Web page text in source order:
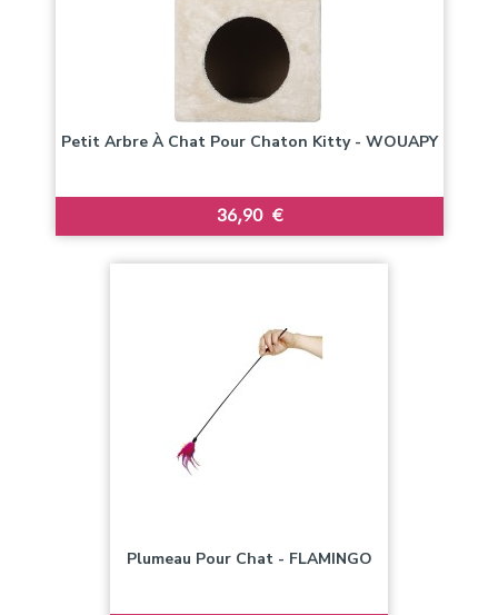
Petit Arbre À Chat Pour Chaton Kitty - WOUAPY
Prix
36,90 €
Plumeau Pour Chat - FLAMINGO